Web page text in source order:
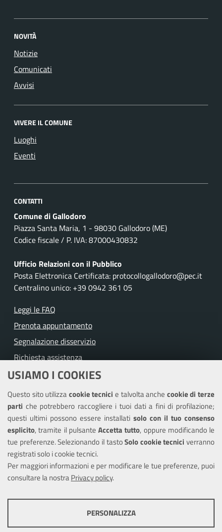
USIAMO I COOKIES
Questo sito utilizzacookie tecnicie talvolta anche cookie di terze
parti che potrebbero raccogliere i tuoi dati a fini di profilazione;
questi ultimi possono essere installati solo con il tuo consenso
esplicito, tramite il pulsante Accetta tutto, oppure modificando le
tue preferenze. Selezionando il tastoSolo cookie tecnici verranno
registrati solo i cookie tecnici.
Per maggiori informazioni e per modificare le tue preferenze, puoi
consultare la nostraPrivacy policy.
PERSONALIZZA
NOVITÀ
Notizie
Comunicati
Avvisi
VIVERE IL COMUNE
Luoghi
Eventi
CONTATTI
Comune di Gallodoro
Piazza Santa Maria, 1 - 98030 Gallodoro (ME)
Codice fiscale / P. IVA: 87000430832
Ufficio Relazioni con il Pubblico
Posta Elettronica Certificata: protocollogallodoro@pec.it
Centralino unico: +39 0942 361 05
Leggi le FAQ
Prenota appuntamento
Segnalazione disservizio
Richiesta assistenza
Amministrazione trasparente
Informativa privacy
Note legali
Piano di miglioramento del sito
Piano di miglioramento dei servizi
Dichiarazione di accessibilità